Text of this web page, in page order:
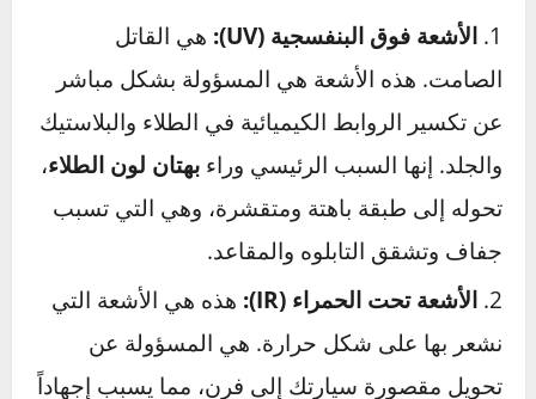
ما الذي تحارب ضده. الشمس لا تهاجم سيارتك
بالحرارة فقط، بل هي ترسل جيشاً من الأشعة غير
المرئية التي تسبب الضرر الحقيقي. هذا الجيش
يتكون من ثلاثة أسلحة رئيسية:
الأشعة فوق البنفسجية (UV):
هي القاتل
الصامت. هذه الأشعة هي المسؤولة بشكل مباشر
عن تكسير الروابط الكيميائية في الطلاء والبلاستيك
والجلد. إنها السبب الرئيسي وراء بهتان لون الطلاء،